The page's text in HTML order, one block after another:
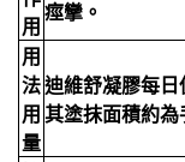
用
痙攣。
用
法
用
量
迪維舒凝膠每
其塗抹面積約